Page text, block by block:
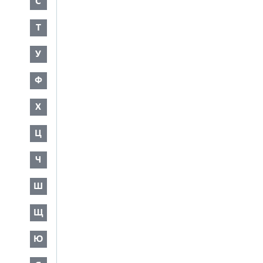
Т
У
Ф
Х
Ц
Ч
Ш
Щ
Ю